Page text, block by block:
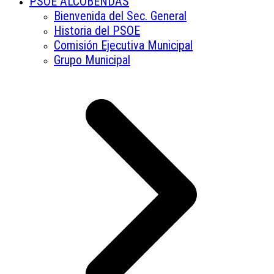
Bienvenida del Sec. General
Historia del PSOE
Comisión Ejecutiva Municipal
Grupo Municipal